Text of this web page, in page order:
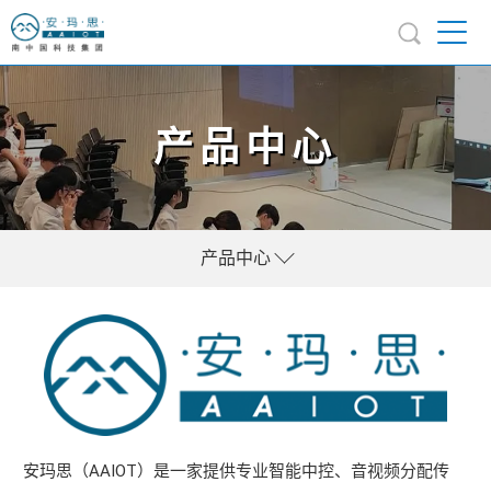
产品中心
产品中心
安玛思（AAIOT）是一家提供专业智能中控、音视频分配传